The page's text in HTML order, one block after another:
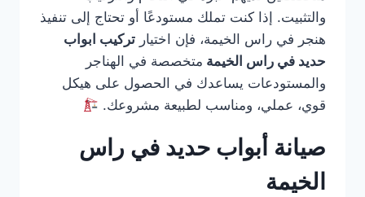
والتثبيت. إذا كنت تملك مستودعًا أو تحتاج إلى تنفيذ
هنجر في راس الخيمة، فإن اختيار تركيب ابواب
حديد في راس الخيمة متخصصة في الهناجر
والمستودعات يساعدك في الحصول على هيكل
قوي، عملي، ومناسب لطبيعة مشروعك.
صيانة أبواب حديد في راس
الخيمة